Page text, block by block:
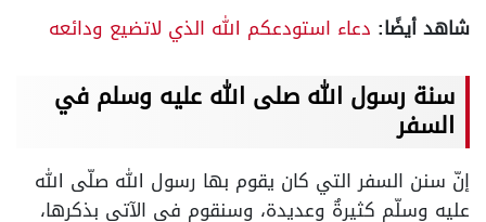
شاهد أيضًا: دعاء استودعكم الله الذي لاتضيع ودائعه
سنة رسول الله صلى الله عليه وسلم في
السفر
إنّ سنن السفر التي كان يقوم بها رسول الله صلّى الله
عليه وسلّم كثيرةٌ وعديدة، وسنقوم في الآتي بذكرها،